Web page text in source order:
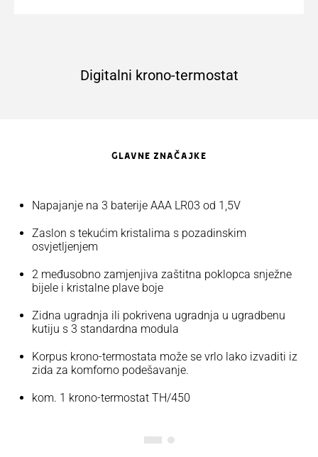
Digitalni krono-termostat
GLAVNE ZNAČAJKE
Napajanje na 3 baterije AAA LR03 od 1,5V
Zaslon s tekućim kristalima s pozadinskim
osvjetljenjem
2 međusobno zamjenjiva zaštitna poklopca snježne
bijele i kristalne plave boje
Zidna ugradnja ili pokrivena ugradnja u ugradbenu
kutiju s 3 standardna modula
Korpus krono-termostata može se vrlo lako izvaditi iz
zida za komforno podešavanje.
kom. 1 krono-termostat TH/450